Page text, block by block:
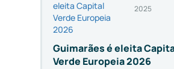
2025
Guimarães é eleita
Verde Europeia 2026